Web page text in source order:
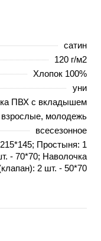
сатин
120 г/м2
Хлопок 100%
уни
ПВХ с вкладышем
взрослые, молодежь
всесезонное
Простыня: 1
- 70*70; Наволочка
2 шт. - 50*70